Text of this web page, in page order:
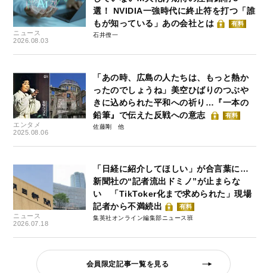
ニュース
2026.08.03
選！ NVIDIA一強時代に終止符を打つ「誰
もが知っている」あの会社とは
有料
石井僚一
エンタメ
2025.08.06
「あの時、広島の人たちは、もっと熱か
ったのでしょうね」美空ひばりのつぶや
きに込められた平和への祈り…『一本の
鉛筆』で伝えた反戦への意志
有料
佐藤剛
ニュース
2026.07.18
「日経に紹介してほしい」が合言葉に…
新聞社の“記者流出ドミノ”が止まらな
い 「TikToker化まで求められた」現場
記者から不満続出
有料
集英社オンライン編集部ニュース班
会員限定記事一覧を見る